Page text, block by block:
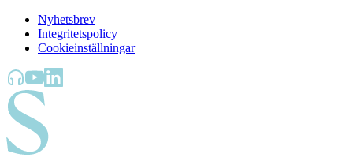
Nyhetsbrev
Integritetspolicy
Cookieinställningar